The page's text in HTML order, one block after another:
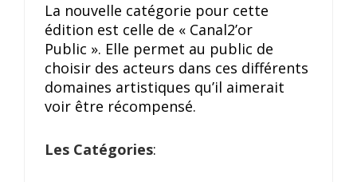
La nouvelle catégorie pour cette
édition est celle de « Canal2’or
Public ». Elle permet au public de
choisir des acteurs dans ces différents
domaines artistiques qu’il aimerait
voir être récompensé.
Les Catégories: